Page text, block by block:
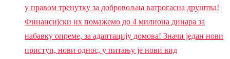
у правом тренутку за добровољна ватрогасна друштва!
Финансијски их помажемо до 4 милиона динара за
набавку опреме, за адаптацију домова! Значи један нови
приступ, нови однос, у питању је нови вид